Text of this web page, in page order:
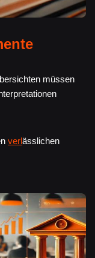
müssen
verlässlichen